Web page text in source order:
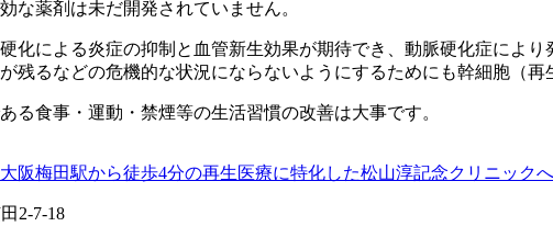
な薬剤は未だ開発されていません。
化による炎症の抑制と血管新生効果が期待でき、動脈硬化症によ
残るなどの危機的な状況にならないようにするためにも幹細胞（再
る食事・運動・禁煙等の生活習慣の改善は大事です。
2-7-18